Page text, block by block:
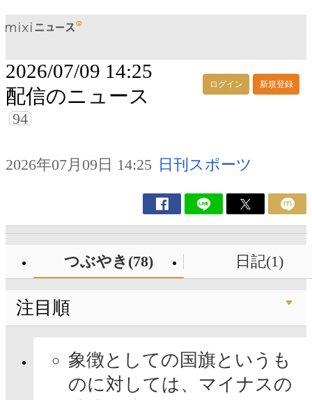
ログイン 新規登録
2026/07/09 14:25
配信のニュース
94
2026年07月09日 14:25 日刊スポーツ
つぶやき(78) 日記(1)
注目順
象徴としての国旗というも
のに対しては、マイナスの